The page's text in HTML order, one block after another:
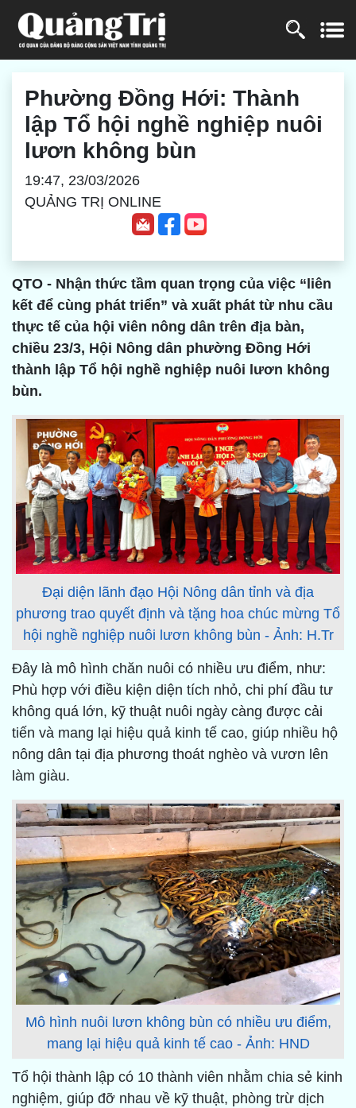
Phường Đồng Hới: Thành
lập Tổ hội nghề nghiệp nuôi
lươn không bùn
19:47, 23/03/2026
QUẢNG TRỊ ONLINE
QTO - Nhận thức tầm quan trọng của việc “liên
kết để cùng phát triển” và xuất phát từ nhu cầu
thực tế của hội viên nông dân trên địa bàn,
chiều 23/3, Hội Nông dân phường Đồng Hới
thành lập Tổ hội nghề nghiệp nuôi lươn không
bùn.
Đại diện lãnh đạo Hội Nông dân tỉnh và địa
phương trao quyết định và tặng hoa chúc mừng Tổ
hội nghề nghiệp nuôi lươn không bùn - Ảnh: H.Tr
Đây là mô hình chăn nuôi có nhiều ưu điểm, như:
Phù hợp với điều kiện diện tích nhỏ, chi phí đầu tư
không quá lớn, kỹ thuật nuôi ngày càng được cải
tiến và mang lại hiệu quả kinh tế cao, giúp nhiều hộ
nông dân tại địa phương thoát nghèo và vươn lên
làm giàu.
Mô hình nuôi lươn không bùn có nhiều ưu điểm,
mang lại hiệu quả kinh tế cao - Ảnh: HND
Tổ hội thành lập có 10 thành viên nhằm chia sẻ kinh
nghiệm, giúp đỡ nhau về kỹ thuật, phòng trừ dịch